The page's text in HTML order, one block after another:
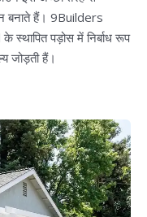
बनाते हैं। 9Builders
स्थापित पड़ोस में निर्बाध रूप
जोड़ती हैं।